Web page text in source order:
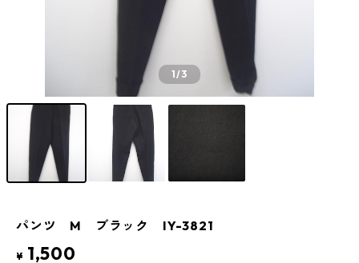
1/3
パンツ M ブラック IY-3821
¥ 1,500